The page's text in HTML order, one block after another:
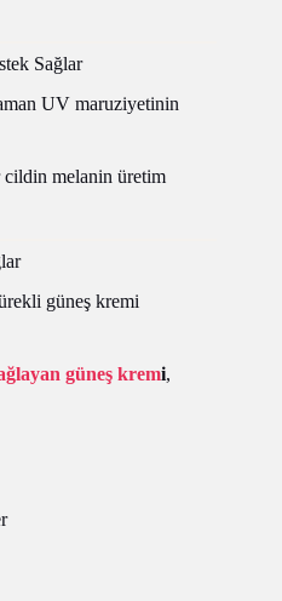
Sağlar
UV maruziyetinin
melanin üretim
güneş kremi
güneş kremi,